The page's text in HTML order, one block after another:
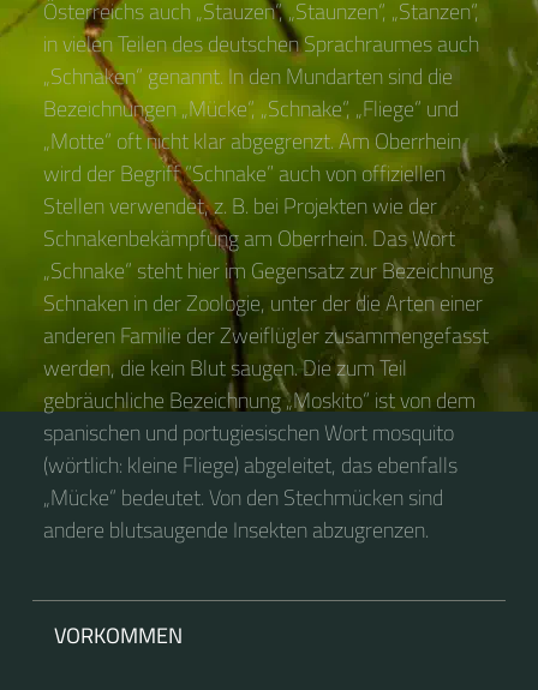
Österreichs auch „Stauzen“, „Staunzen“, „Stanzen“,
in vielen Teilen des deutschen Sprachraumes auch
„Schnaken“ genannt. In den Mundarten sind die
Bezeichnungen „Mücke“, „Schnake“, „Fliege“ und
„Motte“ oft nicht klar abgegrenzt. Am Oberrhein
wird der Begriff “Schnake” auch von offiziellen
Stellen verwendet, z. B. bei Projekten wie der
Schnakenbekämpfung am Oberrhein. Das Wort
„Schnake“ steht hier im Gegensatz zur Bezeichnung
Schnaken in der Zoologie, unter der die Arten einer
anderen Familie der Zweiflügler zusammengefasst
werden, die kein Blut saugen. Die zum Teil
gebräuchliche Bezeichnung „Moskito“ ist von dem
spanischen und portugiesischen Wort mosquito
(wörtlich: kleine Fliege) abgeleitet, das ebenfalls
„Mücke“ bedeutet. Von den Stechmücken sind
andere blutsaugende Insekten abzugrenzen.
VORKOMMEN